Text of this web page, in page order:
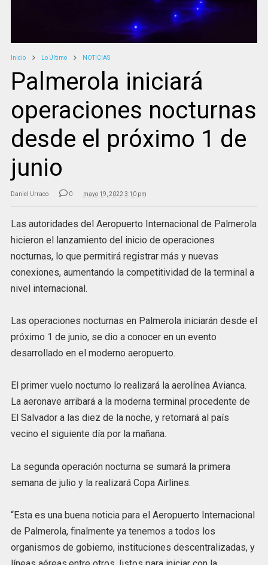
Inicio Lo Último NOTICIAS
Palmerola iniciará
operaciones nocturnas
desde el próximo 1 de
junio
Daniel Urraco 0 mayo 19, 2022 3:10 pm
Las autoridades del Aeropuerto Internacional de Palmerola
hicieron el lanzamiento del inicio de operaciones
nocturnas, lo que permitirá registrar más y nuevas
conexiones, aumentando la competitividad de la terminal a
nivel internacional.
Las operaciones nocturnas en Palmerola iniciarán desde el
próximo 1 de junio, se dio a conocer en un evento
desarrollado en el moderno aeropuerto.
El primer vuelo nocturno lo realizará la aerolínea Avianca.
La aeronave arribará a la moderna terminal procedente de
El Salvador a las diez de la noche, y retornará al país
vecino el siguiente día por la mañana.
La segunda operación nocturna se sumará la primera
semana de julio y la realizará Copa Airlines.
“Esta es una buena noticia para el Aeropuerto Internacional
de Palmerola, finalmente ya tenemos a todos los
organismos de gobierno, instituciones descentralizadas, y